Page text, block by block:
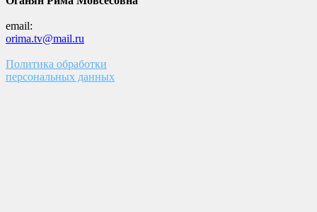
email:
orima.tv@mail.ru
Политика обработки
персональных данных